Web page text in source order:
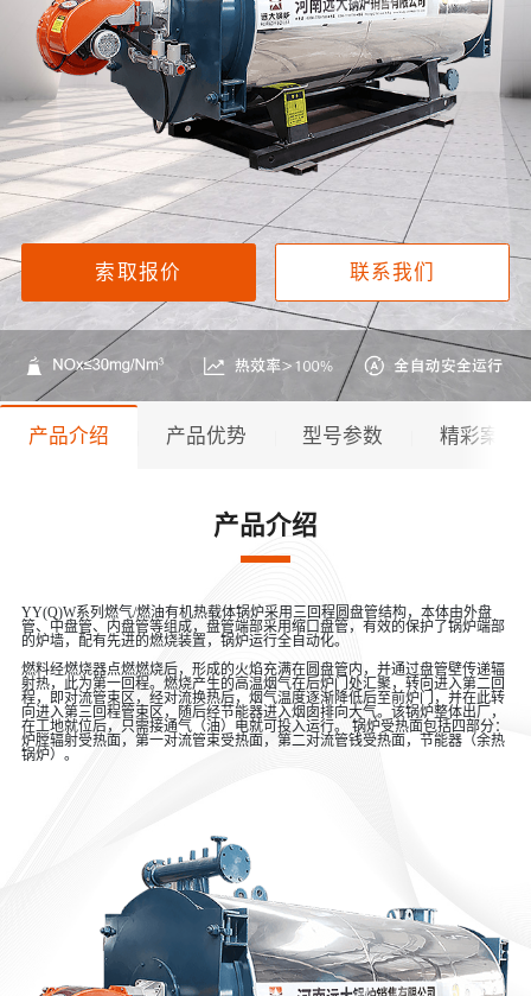
索取报价 联系我们
产品介绍 产品优势 型号参数 精彩案例
产品介绍
YY(Q)W系列燃气/燃油有机热载体锅炉采用三回程圆盘管结构，本体由外盘
管、中盘管、内盘管等组成，盘管端部采用缩口盘管，有效的保护了锅炉端部
的炉墙，配有先进的燃烧装置，锅炉运行全自动化。
燃料经燃烧器点燃燃烧后，形成的火焰充满在圆盘管内，并通过盘管壁传递辐
射热，此为第一回程。燃烧产生的高温烟气在后炉门处汇聚，转向进入第二回
程，即对流管束区，经对流换热后，烟气温度逐渐降低后至前炉门，并在此转
向进入第三回程管束区，随后经节能器进入烟囱排向大气。该锅炉整体出厂，
在工地就位后，只需接通气（油）电就可投入运行。 锅炉受热面包括四部分：
炉膛辐射受热面，第一对流管束受热面，第二对流管钱受热面，节能器（余热
锅炉）。